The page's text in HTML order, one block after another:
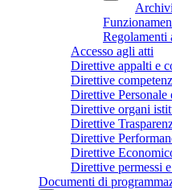
Regolamenti
Accesso agli atti
Direttive appalti e
Direttive
Direttive Personale
Direttive organi
Direttive
Direttive
Direttive
Direttive permessi
Documenti di